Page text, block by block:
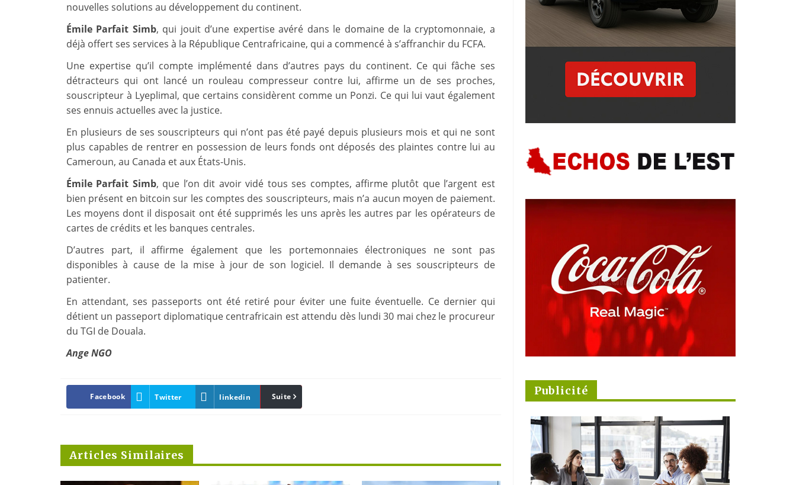
nouvelles solutions au développement du continent.
Émile Parfait Simb, qui jouit d’une expertise avéré dans le domaine de la cryptomonnaie, a
déjà offert ses services à la République Centrafricaine, qui a commencé à s’affranchir du FCFA.
Une expertise qu’il compte implémenté dans d’autres pays du continent. Ce qui fâche ses
détracteurs qui ont lancé un rouleau compresseur contre lui, affirme un de ses proches,
souscripteur à Lyeplimal, que certains considèrent comme un Ponzi. Ce qui lui vaut également
ses ennuis actuelles avec la justice.
En plusieurs de ses souscripteurs qui n’ont pas été payé depuis plusieurs mois et qui ne sont
plus capables de rentrer en possession de leurs fonds ont déposés des plaintes contre lui au
Cameroun, au Canada et aux États-Unis.
Émile Parfait Simb, que l’on dit avoir vidé tous ses comptes, affirme plutôt que l’argent est
bien présent en bitcoin sur les comptes des souscripteurs, mais n’a aucun moyen de paiement.
Les moyens dont il disposait ont été supprimés les uns après les autres par les opérateurs de
cartes de crédits et les banques centrales.
D’autres part, il affirme également que les portemonnaies électroniques ne sont pas
disponibles à cause de la mise à jour de son logiciel. Il demande à ses souscripteurs de
patienter.
En attendant, ses passeports ont été retiré pour éviter une fuite éventuelle. Ce dernier qui
détient un passeport diplomatique centrafricain est attendu dès lundi 30 mai chez le procureur
du TGI de Douala.
Ange NGO
Facebook Twitter linkedin Pinterest
Suite
Articles Similaires
Publicité